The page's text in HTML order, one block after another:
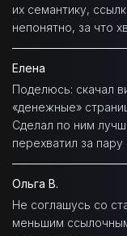
их семантику,
непонятно, за что
Елена
Поделюсь: скачал
«денежные»
Сделал по ним
перехватил за
Ольга В.
Не соглашусь со
меньшим